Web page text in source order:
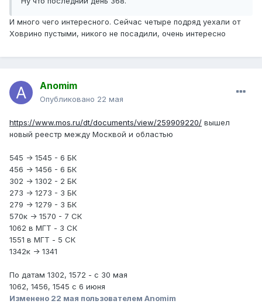
И много чего интересного. Сейчас четыре подряд уехали от
Ховрино пустыми, никого не посадили, очень интересно
Anomim
Опубликовано 22 мая
https://www.mos.ru/dt/documents/view/259909220/ вышел
новый реестр между Москвой и областью
545 -> 1545 - 6 БК
456 -> 1456 - 6 БК
302 -> 1302 - 2 БК
273 -> 1273 - 3 БК
279 -> 1279 - 3 БК
570к -> 1570 - 7 СК
1062 в МГТ - 3 СК
1551 в МГТ - 5 СК
1342к -> 1341
По датам 1302, 1572 - с 30 мая
1062, 1456, 1545 с 6 июня
Изменено 22 мая пользователем Anomim